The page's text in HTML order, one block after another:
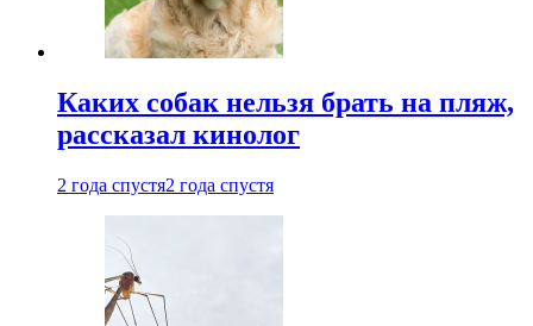
Каких собак нельзя брать на пляж,
рассказал кинолог
2 года спустя2 года спустя